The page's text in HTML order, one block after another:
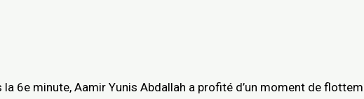
6e minute, Aamir Yunis Abdallah a profité d’un moment de